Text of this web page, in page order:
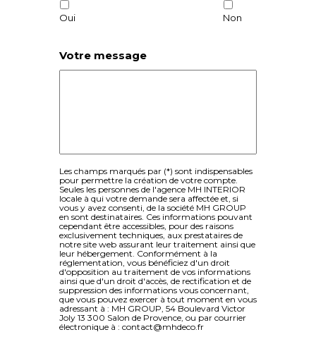
Oui Non
Votre message
Les champs marqués par (*) sont indispensables
pour permettre la création de votre compte.
Seules les personnes de l'agence MH INTERIOR
locale à qui votre demande sera affectée et, si
vous y avez consenti, de la société MH GROUP
en sont destinataires. Ces informations pouvant
cependant être accessibles, pour des raisons
exclusivement techniques, aux prestataires de
notre site web assurant leur traitement ainsi que
leur hébergement. Conformément à la
réglementation, vous bénéficiez d'un droit
d'opposition au traitement de vos informations
ainsi que d'un droit d'accès, de rectification et de
suppression des informations vous concernant,
que vous pouvez exercer à tout moment en vous
adressant à : MH GROUP, 54 Boulevard Victor
Joly 13 300 Salon de Provence, ou par courrier
électronique à : contact@mhdeco.fr